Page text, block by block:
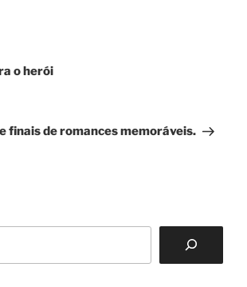
o herói
finais de romances memoráveis.